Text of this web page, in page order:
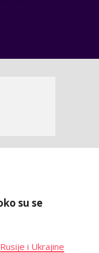
su se
Rusije i Ukrajine